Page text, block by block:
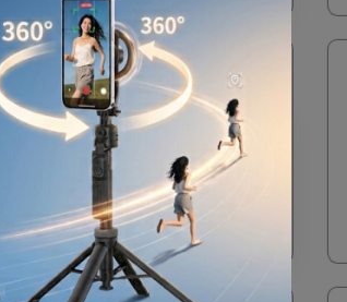
蒸氣焗爐 抽濕機 測體溫計
電子鐘
39%
OFF
帶鎖孔電單車防雨防曬車冚車罩 - S
碼 | 防塵防水 帶收納袋
$120 $198